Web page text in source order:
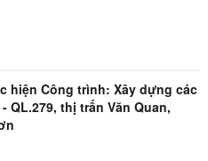
hiện Công trình: Xây dựng các
thị trấn Văn Quan,